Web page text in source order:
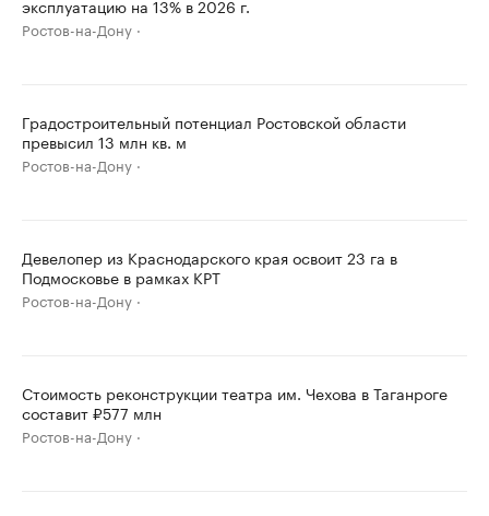
эксплуатацию на 13% в 2026 г.
Ростов-на-Дону
Градостроительный потенциал Ростовской области
превысил 13 млн кв. м
Ростов-на-Дону
Девелопер из Краснодарского края освоит 23 га в
Подмосковье в рамках КРТ
Ростов-на-Дону
Стоимость реконструкции театра им. Чехова в Таганроге
составит ₽577 млн
Ростов-на-Дону